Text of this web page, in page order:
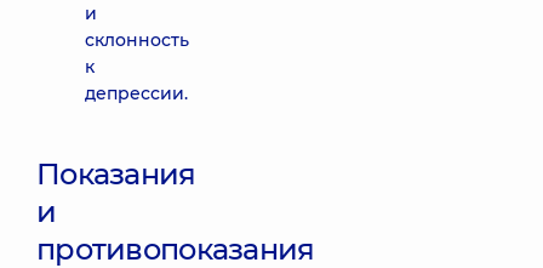
и
склонность
к
депрессии.
Показания
и
противопоказания